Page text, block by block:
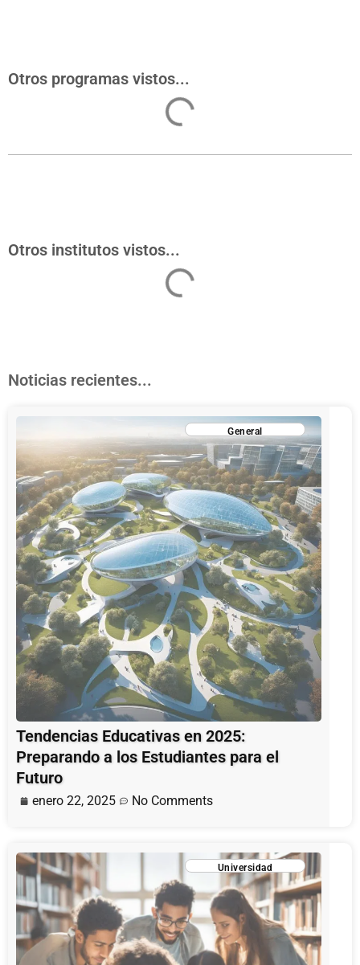
Otros programas vistos...
Otros institutos vistos...
Noticias recientes...
General
Tendencias Educativas en 2025:
Preparando a los Estudiantes para el
Futuro
enero 22, 2025 No Comments
Universidad